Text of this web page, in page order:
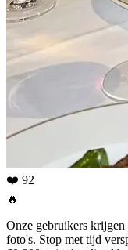
❤️ 92
🔥
Onze gebruikers
foto's. Stop met tijd